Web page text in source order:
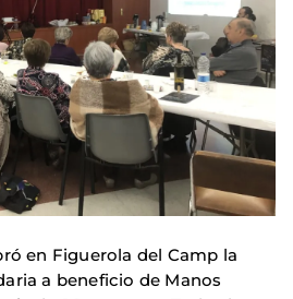
en Figuerola del Camp la
a beneficio de Manos